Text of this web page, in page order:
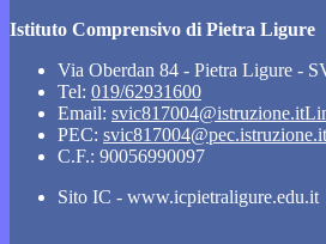
Istituto Comprensivo di Pietra Ligure
Via Oberdan 84 - Pietra Ligure -
Tel: 019/62931600
Email: svic817004@istruzione.it
PEC: svic817004@pec.istruzione.it
C.F.: 90056990097
Sito IC - www.icpietraligure.edu.it